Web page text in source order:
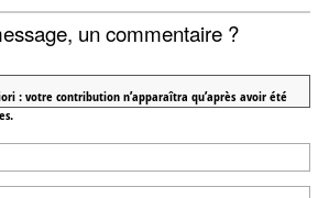
un commentaire ?
: votre contribution n’apparaîtra qu’après avoir été